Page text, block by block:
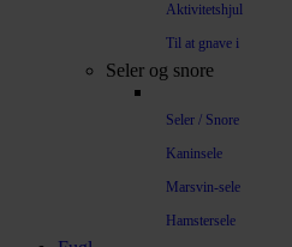
Aktivitetshjul
Til at gnave i
Seler og snore
Seler / Snore
Kaninsele
Marsvin-sele
Hamstersele